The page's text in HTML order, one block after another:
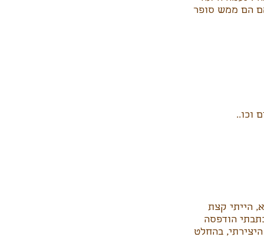
הם ממש סופר
וכו..
הייתי קצת
הודפסה
בהחלט